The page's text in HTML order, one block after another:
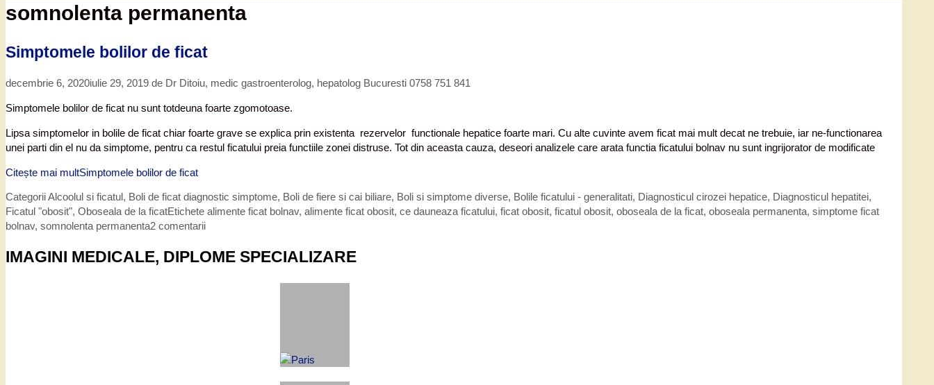
somnolenta permanenta
Simptomele bolilor de ficat
decembrie 6, 2020iulie 29, 2019 de Dr Ditoiu, medic gastroenterolog, hepatolog Bucuresti 0758 751 841
Simptomele bolilor de ficat nu sunt totdeuna foarte zgomotoase.
Lipsa simptomelor in bolile de ficat chiar foarte grave se explica prin existenta rezervelor functionale hepatice foarte mari. Cu alte cuvinte avem ficat mai mult decat ne trebuie, iar ne-functionarea
unei parti din el nu da simptome, pentru ca restul ficatului preia functiile zonei distruse. Tot din aceasta cauza, deseori analizele care arata functia ficatului bolnav nu sunt ingrijorator de modificate
Citește mai multSimptomele bolilor de ficat
CategoriiAlcoolul si ficatul, Boli de ficat diagnostic simptome, Boli de fiere si cai biliare, Boli si simptome diverse, Bolile ficatului - generalitati, Diagnosticul cirozei hepatice, Diagnosticul hepatitei,
Ficatul "obosit", Oboseala de la ficatEtichete alimente ficat bolnav, alimente ficat obosit, ce dauneaza ficatului, ficat obosit, ficatul obosit, oboseala de la ficat, oboseala permanenta, simptome ficat
bolnav, somnolenta permanenta2 comentarii
IMAGINI MEDICALE, DIPLOME SPECIALIZARE